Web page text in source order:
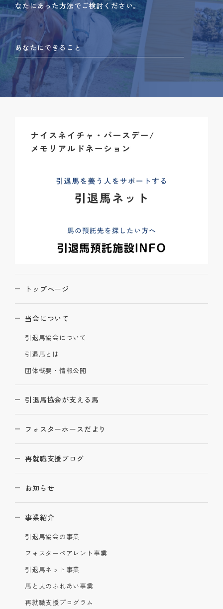
なたにあった方法でご検討ください。
あなたにできること
トップページ
当会について
引退馬協会について
引退馬とは
団体概要・情報公開
引退馬協会が支える馬
フォスターホースだより
再就職支援ブログ
お知らせ
事業紹介
引退馬協会の事業
フォスターペアレント事業
引退馬ネット事業
馬と人のふれあい事業
再就職支援プログラム